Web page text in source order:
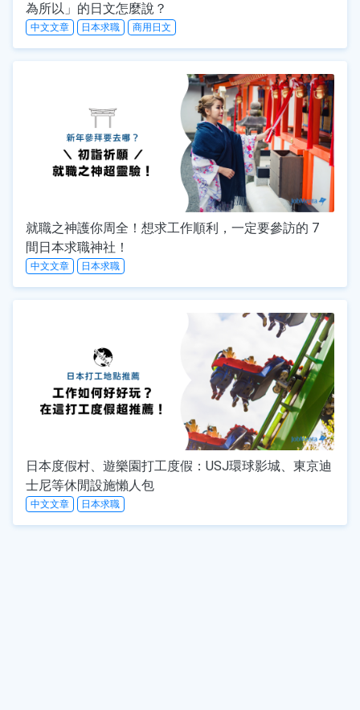
為所以」的日文怎麼說？
中文文章 日本求職 商用日文
就職之神護你周全！想求工作順利，一定要參訪的 7
間日本求職神社！
中文文章 日本求職
日本度假村、遊樂園打工度假：USJ環球影城、東京迪
士尼等休閒設施懶人包
中文文章 日本求職